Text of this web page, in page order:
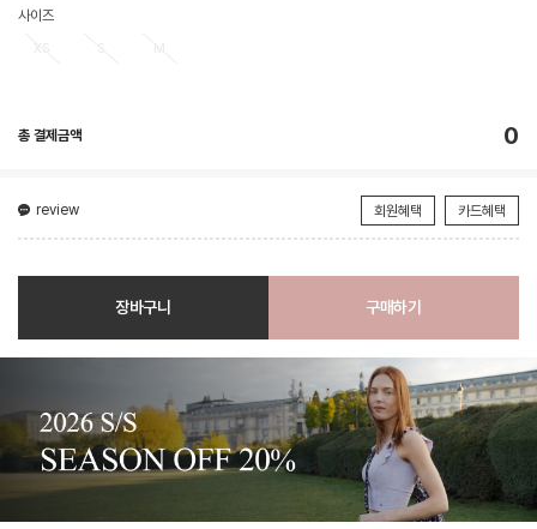
사이즈
총 결제금액 0
review 회원혜택 카드혜택
장바구니 구매하기